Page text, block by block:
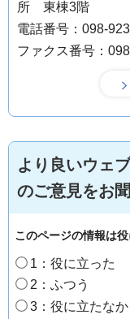
所 東棟3階
電話番号：098-
ファクス番号：
より良いウェ
のご意見をお
このページの情報は
1：役に立った
2：ふつう
3：役に立たなか